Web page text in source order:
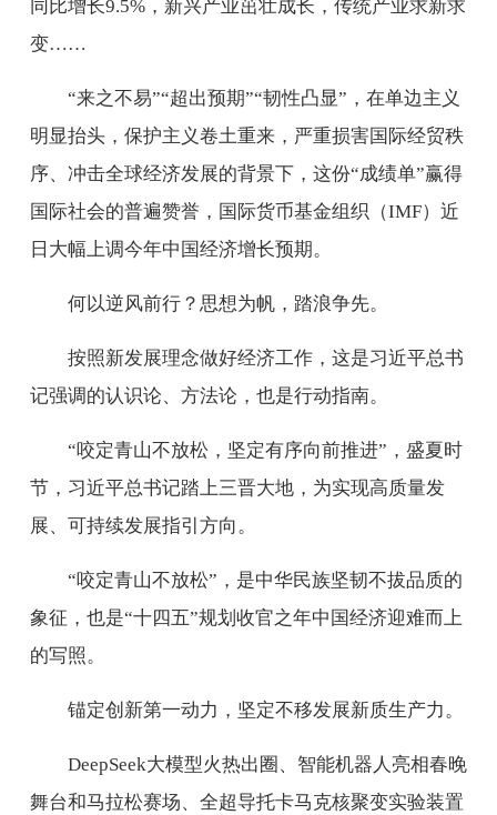
同比增长9.5%，新兴产业茁壮成长，传统产业求新求
变……
“来之不易”“超出预期”“韧性凸显”，在单边主义
明显抬头，保护主义卷土重来，严重损害国际经贸秩
序、冲击全球经济发展的背景下，这份“成绩单”赢得
国际社会的普遍赞誉，国际货币基金组织（IMF）近
日大幅上调今年中国经济增长预期。
何以逆风前行？思想为帆，踏浪争先。
按照新发展理念做好经济工作，这是习近平总书
记强调的认识论、方法论，也是行动指南。
“咬定青山不放松，坚定有序向前推进”，盛夏时
节，习近平总书记踏上三晋大地，为实现高质量发
展、可持续发展指引方向。
“咬定青山不放松”，是中华民族坚韧不拔品质的
象征，也是“十四五”规划收官之年中国经济迎难而上
的写照。
锚定创新第一动力，坚定不移发展新质生产力。
DeepSeek大模型火热出圈、智能机器人亮相春晚
舞台和马拉松赛场、全超导托卡马克核聚变实验装置